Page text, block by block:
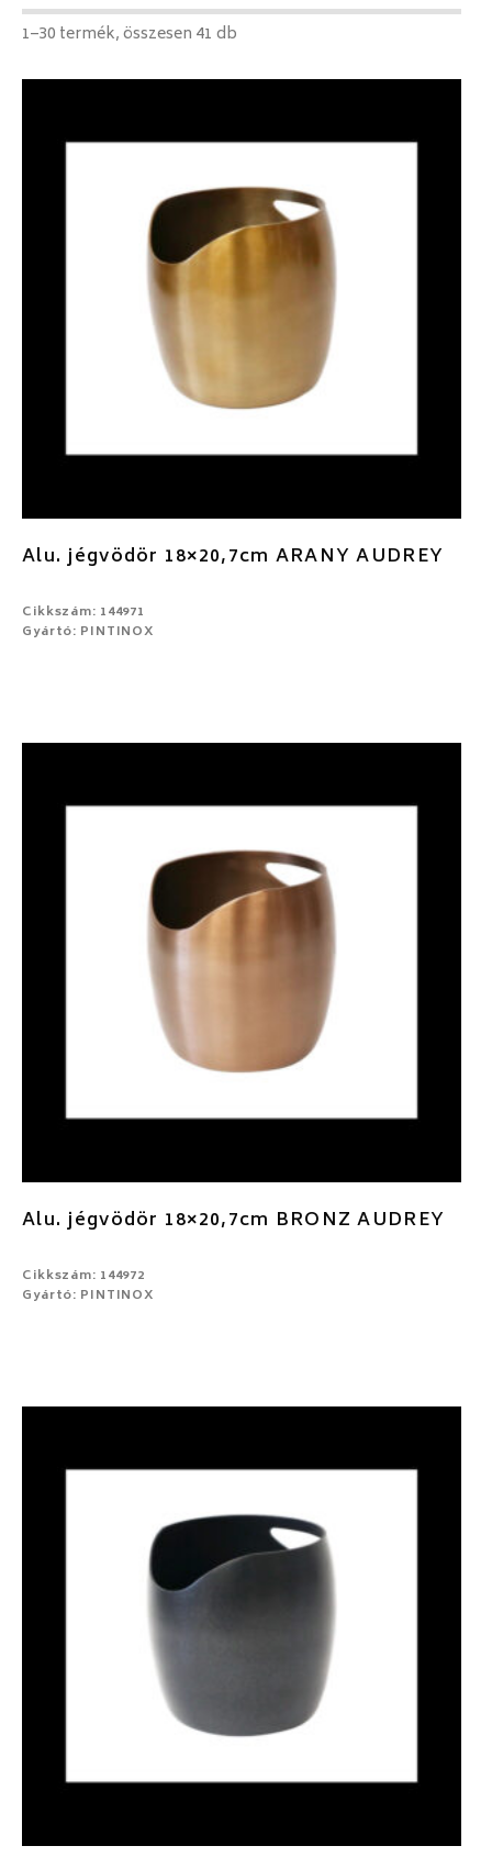
1–30 termék, összesen 41 db
Alu. jégvödör 18×20,7cm ARANY AUDREY
Cikkszám: 144971
Gyártó: PINTINOX
Alu. jégvödör 18×20,7cm BRONZ AUDREY
Cikkszám: 144972
Gyártó: PINTINOX